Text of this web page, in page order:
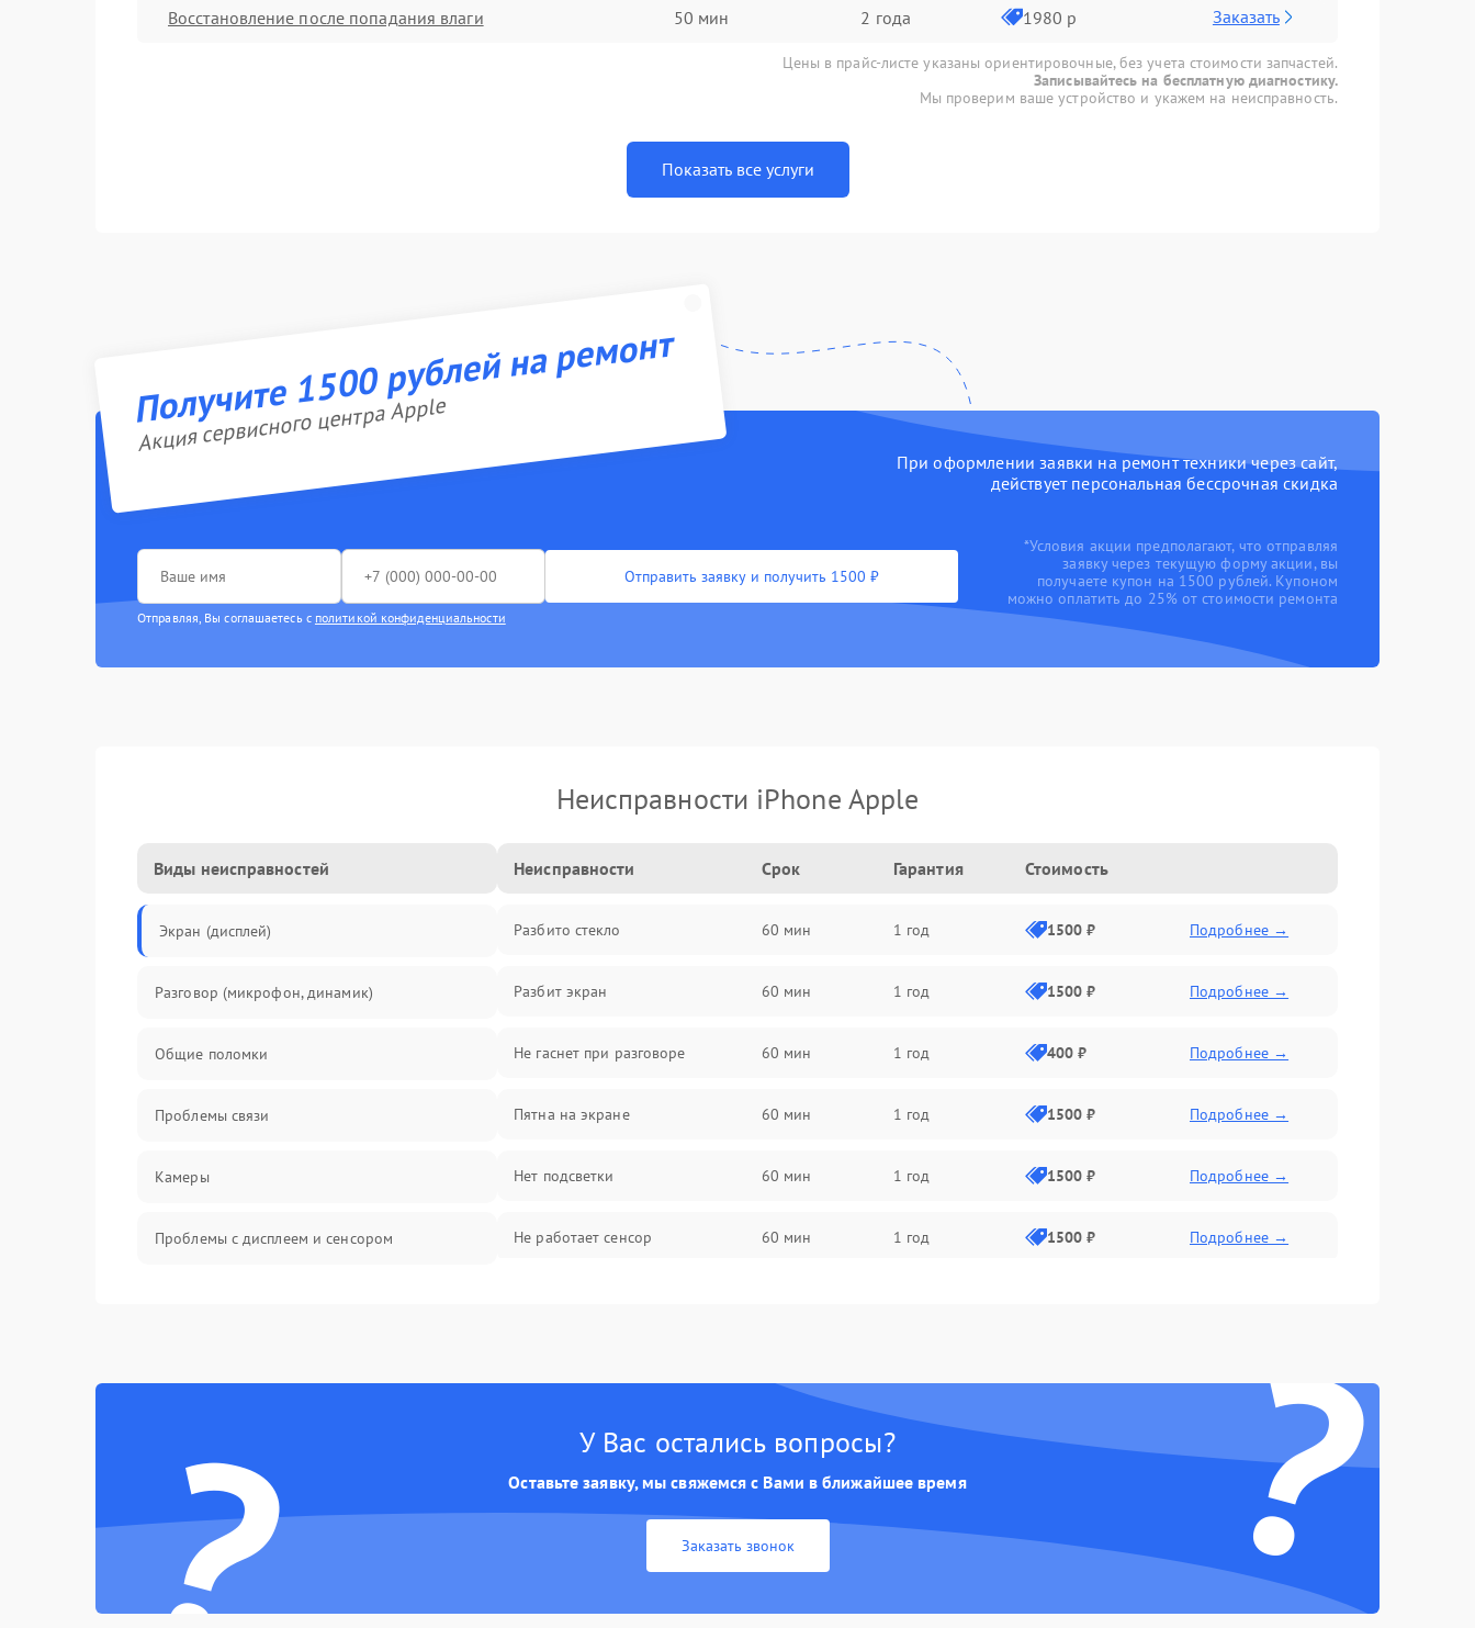
Восстановление после попадания влаги 50 мин 2 года 1980 р Заказать
Цены в прайс-листе указаны ориентировочные, без учета стоимости запчастей.
Записывайтесь на бесплатную диагностику.
Мы проверим ваше устройство и укажем на неисправность.
Показать все услуги
Получите 1500 рублей на ремонт
Акция сервисного центра Apple
При оформлении заявки на ремонт техники через сайт,
действует персональная бессрочная скидка
Отправить заявку и получить 1500 ₽
Отправляя, Вы соглашаетесь с политикой конфиденциальности
*Условия акции предполагают, что отправляя
заявку через текущую форму акции, вы
получаете купон на 1500 рублей. Купоном
можно оплатить до 25% от стоимости ремонта
Неисправности iPhone Apple
Виды неисправностей
Экран (дисплей)
Разговор (микрофон, динамик)
Общие поломки
Проблемы связи
Камеры
Проблемы с дисплеем и сенсором
аккумулятором
Неисправности Срок Гарантия Стоимость
Разбито стекло 60 мин 1 год 1500 ₽ Подробнее →
Разбит экран 60 мин 1 год 1500 ₽ Подробнее →
Не гаснет при разговоре 60 мин 1 год 400 ₽ Подробнее →
Пятна на экране 60 мин 1 год 1500 ₽ Подробнее →
Нет подсветки 60 мин 1 год 1500 ₽ Подробнее →
Не работает сенсор 60 мин 1 год 1500 ₽ Подробнее →
1 год
? ?
У Вас остались вопросы?
Оставьте заявку, мы свяжемся с Вами в ближайшее время
Заказать звонок